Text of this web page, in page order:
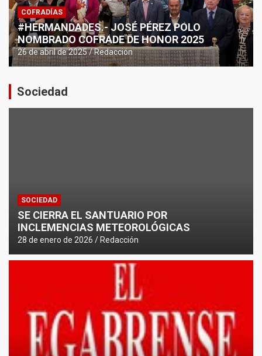
COFRADÍAS
#HERMANDADES.- JOSÉ PÉREZ POLO
NOMBRADO COFRADE DE HONOR 2025
26 de abril de 2025 Redacción
Sociedad
SOCIEDAD
SE CIERRA EL SANTUARIO POR
INCLEMENCIAS METEOROLÓGICAS
28 de enero de 2026 Redacción